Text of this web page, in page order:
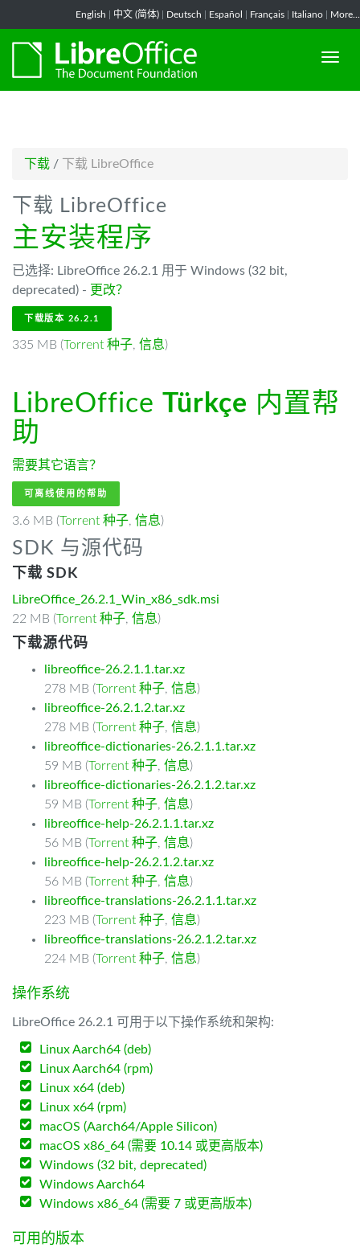
English 中文 (简体) Deutsch Español Français Italiano More...
下载 / 下载 LibreOffice
下载 LibreOffice
主安装程序
已选择: LibreOffice 26.2.1 用于 Windows (32 bit,
deprecated) - 更改？
下载版本 26.2.1
335 MB (Torrent 种子, 信息)
LibreOffice Türkçe 内置帮
助
需要其它语言？
可离线使用的帮助
3.6 MB (Torrent 种子, 信息)
SDK 与源代码
下载 SDK
LibreOffice_26.2.1_Win_x86_sdk.msi
22 MB (Torrent 种子, 信息)
下载源代码
libreoffice-26.2.1.1.tar.xz
278 MB (Torrent 种子, 信息)
libreoffice-26.2.1.2.tar.xz
278 MB (Torrent 种子, 信息)
libreoffice-dictionaries-26.2.1.1.tar.xz
59 MB (Torrent 种子, 信息)
libreoffice-dictionaries-26.2.1.2.tar.xz
59 MB (Torrent 种子, 信息)
libreoffice-help-26.2.1.1.tar.xz
56 MB (Torrent 种子, 信息)
libreoffice-help-26.2.1.2.tar.xz
56 MB (Torrent 种子, 信息)
libreoffice-translations-26.2.1.1.tar.xz
223 MB (Torrent 种子, 信息)
libreoffice-translations-26.2.1.2.tar.xz
224 MB (Torrent 种子, 信息)
操作系统
LibreOffice 26.2.1 可用于以下操作系统和架构:
Linux Aarch64 (deb)
Linux Aarch64 (rpm)
Linux x64 (deb)
Linux x64 (rpm)
macOS (Aarch64/Apple Silicon)
macOS x86_64 (需要 10.14 或更高版本)
Windows (32 bit, deprecated)
Windows Aarch64
Windows x86_64 (需要 7 或更高版本)
可用的版本